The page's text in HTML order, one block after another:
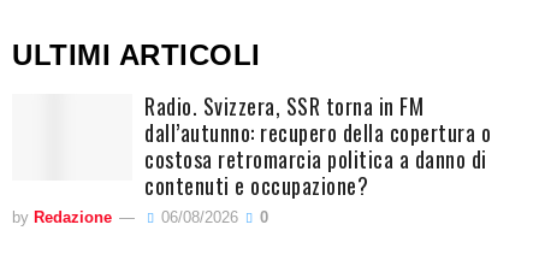
ULTIMI ARTICOLI
Radio. Svizzera, SSR torna in FM
dall’autunno: recupero della copertura o
costosa retromarcia politica a danno di
contenuti e occupazione?
by Redazione 06/08/2026 0